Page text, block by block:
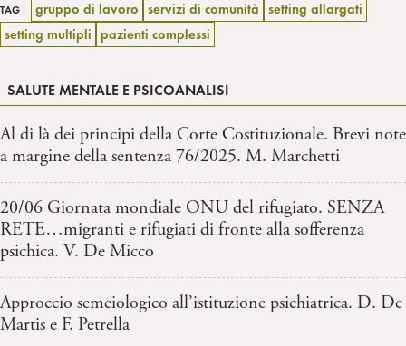
TAG gruppo di lavoro servizi di comunità
setting allargati
setting multipli
pazienti complessi
SALUTE MENTALE E PSICOANALISI
Al di là dei principi della Corte Costituzionale. Brevi note
a margine della sentenza 76/2025. M. Marchetti
20/06 Giornata mondiale ONU del rifugiato. SENZA
RETE…migranti e rifugiati di fronte alla sofferenza
psichica. V. De Micco
Approccio semeiologico all’istituzione psichiatrica. D. De
Martis e F. Petrella